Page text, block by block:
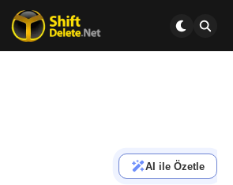
AI ile Özetle